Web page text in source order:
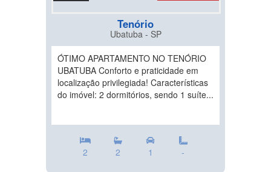
Tenório
Ubatuba - SP
ÓTIMO APARTAMENTO NO TENÓRIO
UBATUBA Conforto e praticidade em
localização privilegiada! Características
do imóvel: 2 dormitórios, sendo 1 suíte...
2 2 1 -